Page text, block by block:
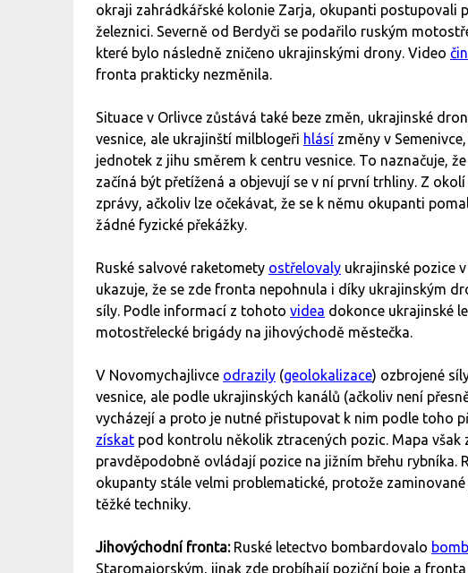
okraji zahrádkářské kolonie Zarja, okupanti postupovali
železnici. Severně od Berdyči se podařilo ruským
které bylo následně zničeno ukrajinskými drony. Video
fronta prakticky nezměnila.
Situace v Orlivce zůstává také beze změn, ukrajinské
vesnice, ale ukrajinští milblogeři hlásí změny v
jednotek z jihu směrem k centru vesnice. To naznačuje,
začíná být přetížená a objevují se v ní první trhliny. Z
zprávy, ačkoliv lze očekávat, že se k němu okupanti
žádné fyzické překážky.
Ruské salvové raketomety ostřelovaly ukrajinské pozice
ukazuje, že se zde fronta nepohnula i díky ukrajinským
síly. Podle informací z tohoto videa dokonce ukrajinské
motostřelecké brigády na jihovýchodě městečka.
V Novomychajlivce odrazily (geolokalizace) ozbrojené
vesnice, ale podle ukrajinských kanálů (ačkoliv není
vycházejí a proto je nutné přistupovat k nim podle toho
získat pod kontrolu několik ztracených pozic. Mapa však
pravděpodobně ovládají pozice na jižním břehu rybníka.
okupanty stále velmi problematické, protože
těžké techniky.
Jihovýchodní fronta: Ruské letectvo bombardovalo
Staromajorským, jinak zde probíhají poziční boje a fronta